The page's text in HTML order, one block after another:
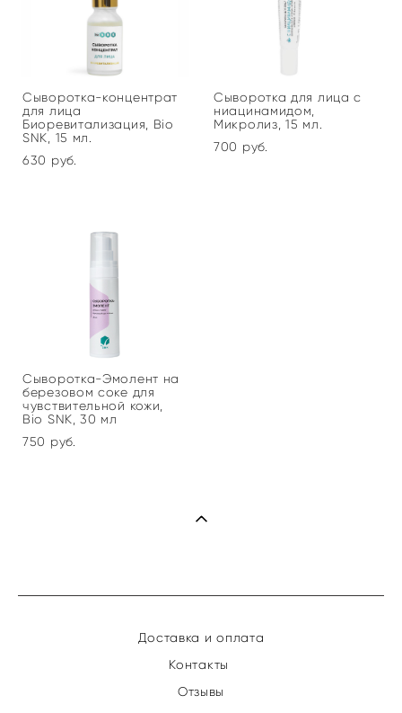
Сыворотка-концентрат
для лица
Биоревитализация, Bio
SNK, 15 мл.
630 pуб.
Сыворотка для лица с
ниацинамидом,
Микролиз, 15 мл.
700 pуб.
Сыворотка-Эмолент на
березовом соке для
чувствительной кожи,
Bio SNK, 30 мл
750 pуб.
Доставка и оплата
Контакты
Отзывы